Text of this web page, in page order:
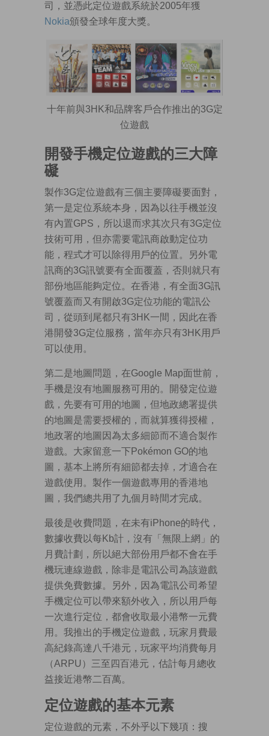
司，並憑此定位遊戲系統於2005年獲
Nokia頒發全球年度大獎。
十年前與3HK和品牌客戶合作推出的3G定
位遊戲
開發手機定位遊戲的三大障
礙
製作3G定位遊戲有三個主要障礙要面對，
第一是定位系統本身，因為以往手機並沒
有內置GPS，所以退而求其次只有3G定位
技術可用，但亦需要電訊商啟動定位功
能，程式才可以除得用戶的位置。另外電
訊商的3G訊號要有全面覆蓋，否則就只有
部份地區能夠定位。在香港，有全面3G訊
號覆蓋而又有開啟3G定位功能的電訊公
司，從頭到尾都只有3HK一間，因此在香
港開發3G定位服務，當年亦只有3HK用戶
可以使用。
第二是地圖問題，在Google Map面世前，
手機是沒有地圖服務可用的。開發定位遊
戲，先要有可用的地圖，但地政總署提供
的地圖是需要授權的，而就算獲得授權，
地政署的地圖因為太多細節而不適合製作
遊戲。大家留意一下Pokémon GO的地
圖，基本上將所有細節都去掉，才適合在
遊戲使用。製作一個遊戲專用的香港地
圖，我們總共用了九個月時間才完成。
最後是收費問題，在未有iPhone的時代，
數據收費以每Kb計，沒有「無限上網」的
月費計劃，所以絕大部份用戶都不會在手
機玩連線遊戲，除非是電訊公司為該遊戲
提供免費數據。另外，因為電訊公司希望
手機定位可以帶來額外收入，所以用戶每
一次進行定位，都會收取最小港幣一元費
用。我推出的手機定位遊戲，玩家月費最
高紀錄高達八千港元，玩家平均消費每月
（ARPU）三至四百港元，估計每月總收
益接近港幣二百萬。
定位遊戲的基本元素
定位遊戲的元素，不外乎以下幾項：搜